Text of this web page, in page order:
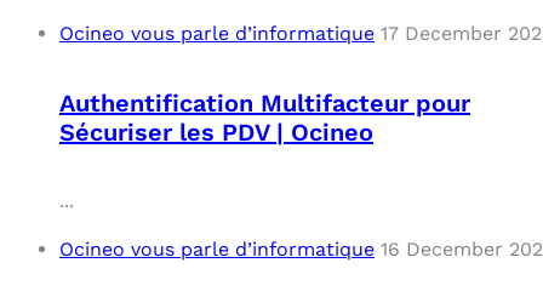
Ocineo vous parle d’informatique 17 December
Authentification Multifacteur pour
Sécuriser les PDV | Ocineo
...
Ocineo vous parle d’informatique 16 December